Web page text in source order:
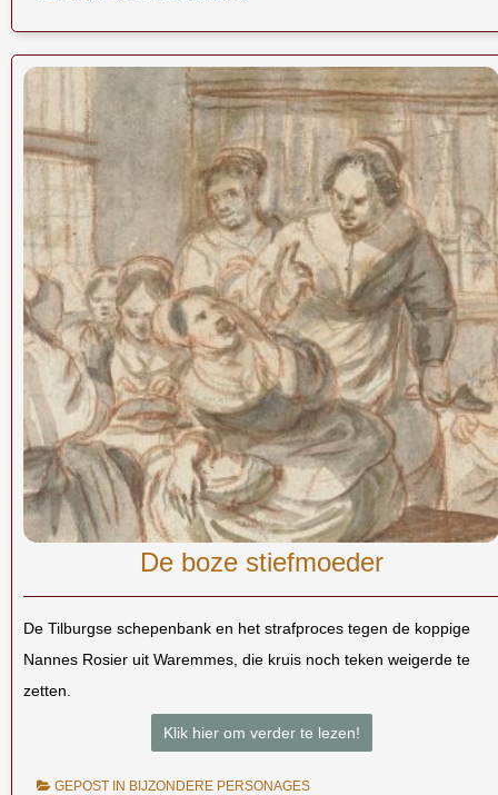
De boze stiefmoeder
De Tilburgse schepenbank en het strafproces tegen de koppige
Nannes Rosier uit Waremmes, die kruis noch teken weigerde te
zetten.
Klik hier om verder te lezen!
GEPOST IN BIJZONDERE PERSONAGES